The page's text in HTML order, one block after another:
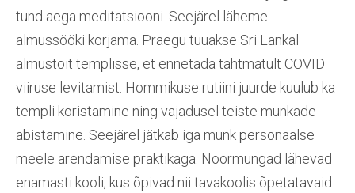
tund aega meditatsiooni. Seejärel läheme
almussööki korjama. Praegu tuuakse Sri Lankal
almustoit templisse, et ennetada tahtmatult COVID
viiruse levitamist. Hommikuse rutiini juurde kuulub ka
templi koristamine ning vajadusel teiste munkade
abistamine. Seejärel jätkab iga munk personaalse
meele arendamise praktikaga. Noormungad lähevad
enamasti kooli, kus õpivad nii tavakoolis õpetatavaid